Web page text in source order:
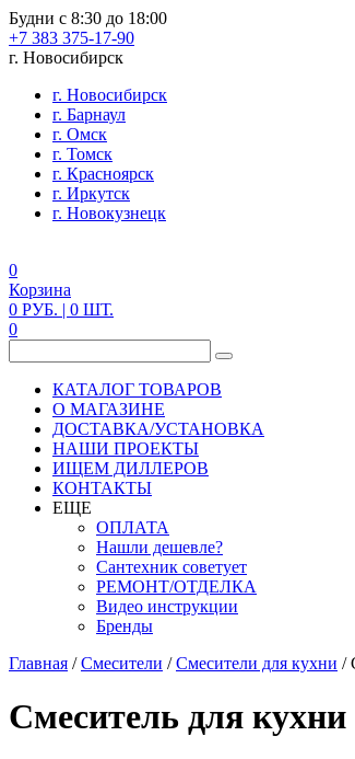
Будни с 8:30 до 18:00
+7 383 375-17-90
г. Новосибирск
г. Новосибирск
г. Барнаул
г. Омск
г. Томск
г. Красноярск
г. Иркутск
г. Новокузнецк
0
Корзина
0 РУБ. | 0 ШТ.
0
КАТАЛОГ ТОВАРОВ
О МАГАЗИНЕ
ДОСТАВКА/УСТАНОВКА
НАШИ ПРОЕКТЫ
ИЩЕМ ДИЛЛЕРОВ
КОНТАКТЫ
ЕЩЕ
ОПЛАТА
Нашли дешевле?
Сантехник советует
РЕМОНТ/ОТДЕЛКА
Видео инструкции
Бренды
Главная /Смесители /Смесители для кухни /
Смеситель для